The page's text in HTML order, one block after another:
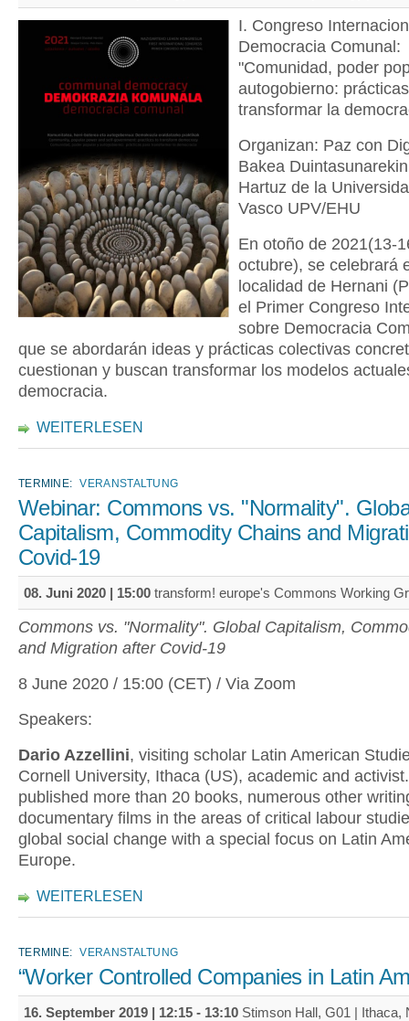
I. Congreso
Democracia Comunal:
"Comunidad, poder
autogobierno:
transformar la
Organizan: Paz con
Bakea
Hartuz de la
Vasco UPV/EHU
En otoño de 2021(13-
octubre), se celebrará
localidad de Hernani
el Primer Congreso
sobre Democracia
que se abordarán ideas y prácticas colectivas
cuestionan y buscan transformar los modelos
democracia.
WEITERLESEN
TERMINE: VERANSTALTUNG
Webinar: Commons vs. "Normality".
Capitalism, Commodity Chains and
Covid-19
08. Juni 2020 | 15:00 transform! europe's Commons Working
Commons vs. "Normality". Global Capitalism,
and Migration after Covid-19
8 June 2020 / 15:00 (CET) / Via Zoom
Speakers:
Dario Azzellini, visiting scholar Latin American
Cornell University, Ithaca (US), academic and
published more than 20 books, numerous other
documentary films in the areas of critical labour
global social change with a special focus on Latin
Europe.
WEITERLESEN
TERMINE: VERANSTALTUNG
“Worker Controlled Companies in Latin
16. September 2019 | 12:15 - 13:10 Stimson Hall, G01 | Ithaca,